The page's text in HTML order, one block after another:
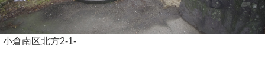
小倉南区北方2-1-